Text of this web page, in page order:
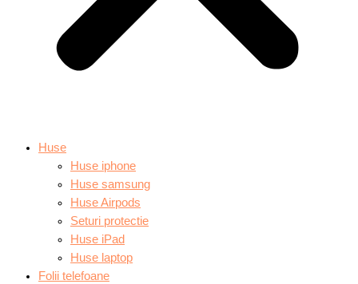
Huse
Huse iphone
Huse samsung
Huse Airpods
Seturi protectie
Huse iPad
Huse laptop
Folii telefoane